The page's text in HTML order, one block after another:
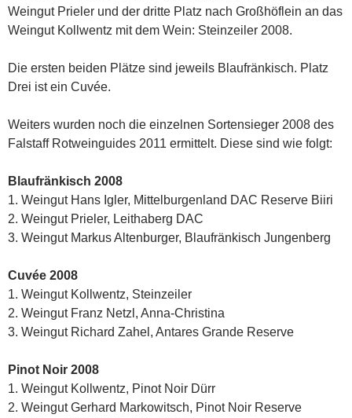
Weingut Prieler und der dritte Platz nach Großhöflein an das
Weingut Kollwentz mit dem Wein: Steinzeiler 2008.
Die ersten beiden Plätze sind jeweils Blaufränkisch. Platz
Drei ist ein Cuvée.
Weiters wurden noch die einzelnen Sortensieger 2008 des
Falstaff Rotweinguides 2011 ermittelt. Diese sind wie folgt:
Blaufränkisch 2008
1. Weingut Hans Igler, Mittelburgenland DAC Reserve Biiri
2. Weingut Prieler, Leithaberg DAC
3. Weingut Markus Altenburger, Blaufränkisch Jungenberg
Cuvée 2008
1. Weingut Kollwentz, Steinzeiler
2. Weingut Franz Netzl, Anna-Christina
3. Weingut Richard Zahel, Antares Grande Reserve
Pinot Noir 2008
1. Weingut Kollwentz, Pinot Noir Dürr
2. Weingut Gerhard Markowitsch, Pinot Noir Reserve